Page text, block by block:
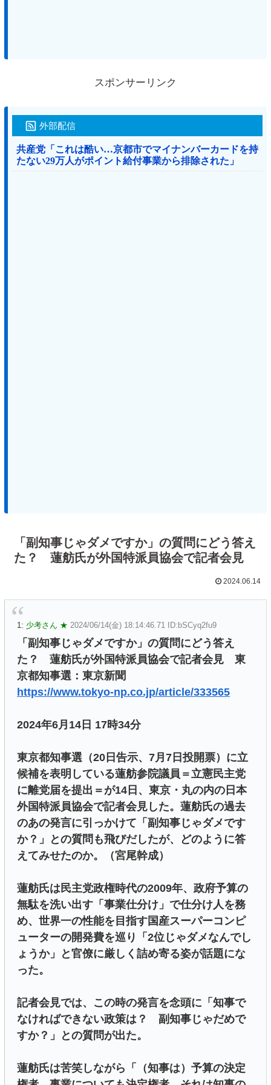
スポンサーリンク
外部配信
共産党「これは酷い…京都市でマイナンバーカードを持
たない29万人がポイント給付事業から排除された」
「副知事じゃダメですか」の質問にどう答え
た？ 蓮舫氏が外国特派員協会で記者会見
2024.06.14
1: 少考さん ★ 2024/06/14(金) 18:14:46.71 ID:bSCyq2fu9
「副知事じゃダメですか」の質問にどう答え
た？ 蓮舫氏が外国特派員協会で記者会見 東
京都知事選：東京新聞
https://www.tokyo-np.co.jp/article/333565
2024年6月14日 17時34分
東京都知事選（20日告示、7月7日投開票）に立
候補を表明している蓮舫参院議員＝立憲民主党
に離党届を提出＝が14日、東京・丸の内の日本
外国特派員協会で記者会見した。蓮舫氏の過去
のあの発言に引っかけて「副知事じゃダメです
か？」との質問も飛びだしたが、どのように答
えてみせたのか。（宮尾幹成）
蓮舫氏は民主党政権時代の2009年、政府予算の
無駄を洗い出す「事業仕分け」で仕分け人を務
め、世界一の性能を目指す国産スーパーコンピ
ューターの開発費を巡り「2位じゃダメなんでし
ょうか」と官僚に厳しく詰め寄る姿が話題にな
った。
記者会見では、この時の発言を念頭に「知事で
なければできない政策は？ 副知事じゃだめで
すか？」との質問が出た。
蓮舫氏は苦笑しながら「（知事は）予算の決定